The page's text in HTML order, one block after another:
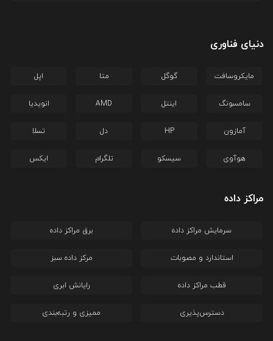
دنیای فناوری
مایکروسافت گوگل متا اپل
سامسونگ اینتل AMD انویدیا
آمازون HP دل تسلا
هوآوی سیسکو تلگرام ایکس
مراکز داده
سرمایش مراکز داده برق مراکز داده
استاندارد و مصوبات مرکز داده سبز
قطب مراکز داده رایانش ابری
دسترس‌پذیری ممیزی و رتبه‌بندی